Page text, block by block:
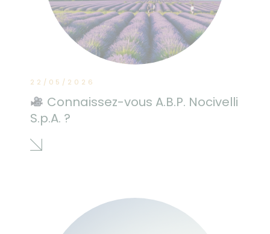
22/05/2026
Connaissez-vous A.B.P. Nocivelli
S.p.A. ?